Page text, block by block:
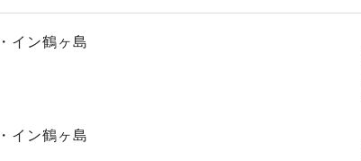
イン鶴ヶ島
イン鶴ヶ島